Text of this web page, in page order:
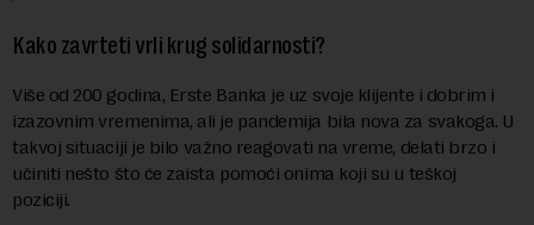
Kako zavrteti vrli krug solidarnosti?
Više od 200 godina, Erste Banka je uz svoje klijente i dobrim i
izazovnim vremenima, ali je pandemija bila nova za svakoga. U
takvoj situaciji je bilo važno reagovati na vreme, delati brzo i
učiniti nešto što će zaista pomoći onima koji su u teškoj
poziciji.